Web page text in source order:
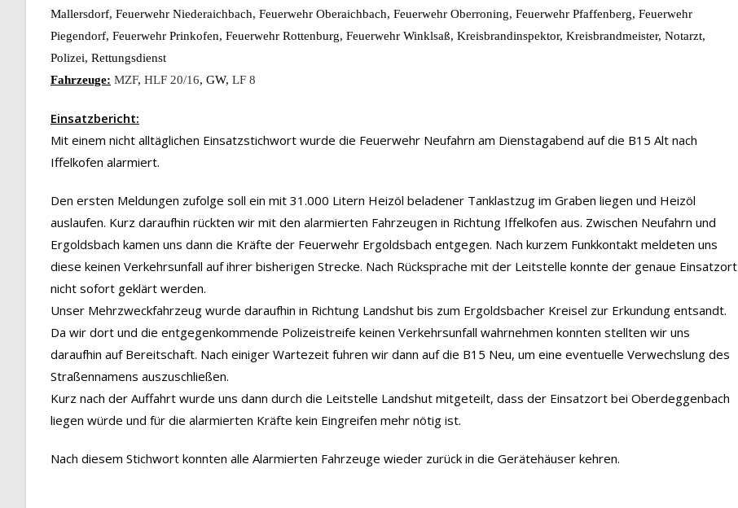
Mallersdorf, Feuerwehr Niederaichbach, Feuerwehr Oberaichbach, Feuerwehr Oberroning, Feuerwehr Pfaffenberg, Feuerwehr
Piegendorf, Feuerwehr Prinkofen, Feuerwehr Rottenburg, Feuerwehr Winklsaß, Kreisbrandinspektor, Kreisbrandmeister, Notarzt,
Polizei, Rettungsdienst
Fahrzeuge: MZF, HLF 20/16, GW, LF 8
Einsatzbericht:
Mit einem nicht alltäglichen Einsatzstichwort wurde die Feuerwehr Neufahrn am Dienstagabend auf die B15 Alt nach
Iffelkofen alarmiert.
Den ersten Meldungen zufolge soll ein mit 31.000 Litern Heizöl beladener Tanklastzug im Graben liegen und Heizöl
auslaufen. Kurz daraufhin rückten wir mit den alarmierten Fahrzeugen in Richtung Iffelkofen aus. Zwischen Neufahrn und
Ergoldsbach kamen uns dann die Kräfte der Feuerwehr Ergoldsbach entgegen. Nach kurzem Funkkontakt meldeten uns
diese keinen Verkehrsunfall auf ihrer bisherigen Strecke. Nach Rücksprache mit der Leitstelle konnte der genaue Einsatzort
nicht sofort geklärt werden.
Unser Mehrzweckfahrzeug wurde daraufhin in Richtung Landshut bis zum Ergoldsbacher Kreisel zur Erkundung entsandt.
Da wir dort und die entgegenkommende Polizeistreife keinen Verkehrsunfall wahrnehmen konnten stellten wir uns
daraufhin auf Bereitschaft. Nach einiger Wartezeit fuhren wir dann auf die B15 Neu, um eine eventuelle Verwechslung des
Straßennamens auszuschließen.
Kurz nach der Auffahrt wurde uns dann durch die Leitstelle Landshut mitgeteilt, dass der Einsatzort bei Oberdeggenbach
liegen würde und für die alarmierten Kräfte kein Eingreifen mehr nötig ist.
Nach diesem Stichwort konnten alle Alarmierten Fahrzeuge wieder zurück in die Gerätehäuser kehren.